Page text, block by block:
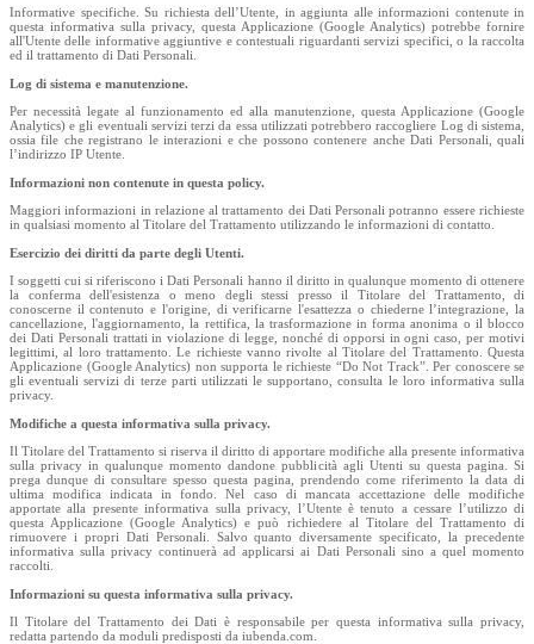
Informative specifiche. Su richiesta dell’Utente, in aggiunta alle informazioni contenute in
questa informativa sulla privacy, questa Applicazione (Google Analytics) potrebbe fornire
all'Utente delle informative aggiuntive e contestuali riguardanti servizi specifici, o la raccolta
ed il trattamento di Dati Personali.
Log di sistema e manutenzione.
Per necessità legate al funzionamento ed alla manutenzione, questa Applicazione (Google
Analytics) e gli eventuali servizi terzi da essa utilizzati potrebbero raccogliere Log di sistema,
ossia file che registrano le interazioni e che possono contenere anche Dati Personali, quali
l’indirizzo IP Utente.
Informazioni non contenute in questa policy.
Maggiori informazioni in relazione al trattamento dei Dati Personali potranno essere richieste
in qualsiasi momento al Titolare del Trattamento utilizzando le informazioni di contatto.
Esercizio dei diritti da parte degli Utenti.
I soggetti cui si riferiscono i Dati Personali hanno il diritto in qualunque momento di ottenere
la conferma dell'esistenza o meno degli stessi presso il Titolare del Trattamento, di
conoscerne il contenuto e l'origine, di verificarne l'esattezza o chiederne l’integrazione, la
cancellazione, l'aggiornamento, la rettifica, la trasformazione in forma anonima o il blocco
dei Dati Personali trattati in violazione di legge, nonché di opporsi in ogni caso, per motivi
legittimi, al loro trattamento. Le richieste vanno rivolte al Titolare del Trattamento. Questa
Applicazione (Google Analytics) non supporta le richieste “Do Not Track”. Per conoscere se
gli eventuali servizi di terze parti utilizzati le supportano, consulta le loro informativa sulla
privacy.
Modifiche a questa informativa sulla privacy.
Il Titolare del Trattamento si riserva il diritto di apportare modifiche alla presente informativa
sulla privacy in qualunque momento dandone pubblicità agli Utenti su questa pagina. Si
prega dunque di consultare spesso questa pagina, prendendo come riferimento la data di
ultima modifica indicata in fondo. Nel caso di mancata accettazione delle modifiche
apportate alla presente informativa sulla privacy, l’Utente è tenuto a cessare l’utilizzo di
questa Applicazione (Google Analytics) e può richiedere al Titolare del Trattamento di
rimuovere i propri Dati Personali. Salvo quanto diversamente specificato, la precedente
informativa sulla privacy continuerà ad applicarsi ai Dati Personali sino a quel momento
raccolti.
Informazioni su questa informativa sulla privacy.
Il Titolare del Trattamento dei Dati è responsabile per questa informativa sulla privacy,
redatta partendo da moduli predisposti da iubenda.com.